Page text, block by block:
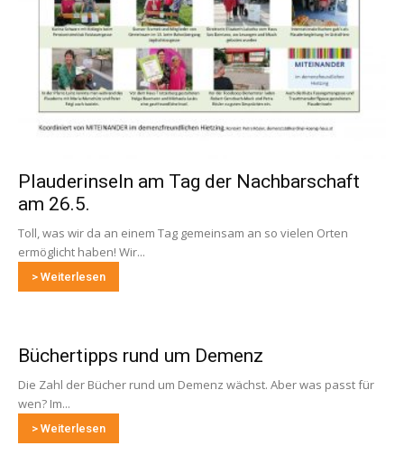
Plauderinseln am Tag der Nachbarschaft
am 26.5.
Toll, was wir da an einem Tag gemeinsam an so vielen Orten
ermöglicht haben! Wir...
> Weiterlesen
Büchertipps rund um Demenz
Die Zahl der Bücher rund um Demenz wächst. Aber was passt für
wen? Im...
> Weiterlesen